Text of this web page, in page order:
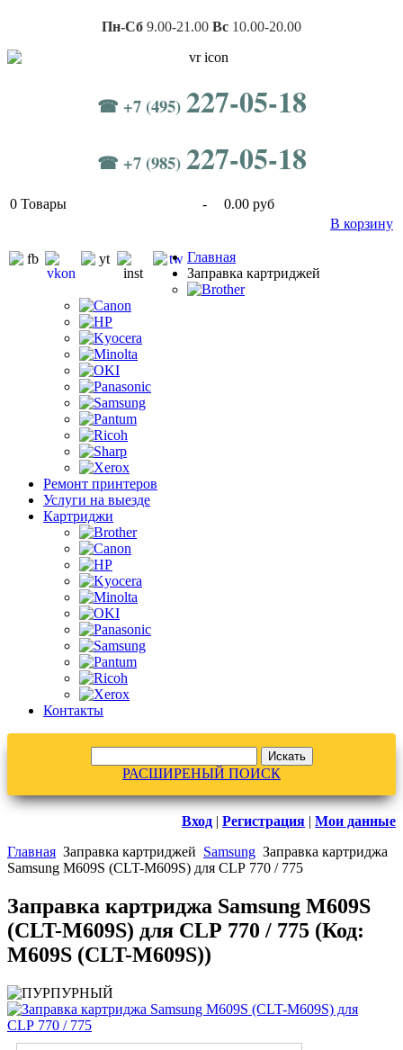
Пн-Сб 9.00-21.00 Вс 10.00-20.00
☎ +7 (495) 227-05-18
☎ +7 (985) 227-05-18
0 Товары -
0.00 руб
В корзину
Главная
Заправка картриджей
Ремонт принтеров
Услуги на выезде
Картриджи
Контакты
РАСШИРЕНЫЙ ПОИСК
Вход | Регистрация | Мои данные
Главная Заправка картриджей Samsung Заправка картриджа
Samsung M609S (CLT-M609S) для CLP 770 / 775
Заправка картриджа Samsung M609S
(CLT-M609S) для CLP 770 / 775 (Код:
M609S (CLT-M609S))